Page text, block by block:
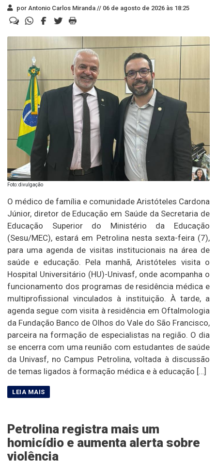
por Antonio Carlos Miranda // 06 de agosto de 2026 às 18:25
Foto: divulgação
O médico de família e comunidade Aristóteles Cardona
Júnior, diretor de Educação em Saúde da Secretaria de
Educação Superior do Ministério da Educação
(Sesu/MEC), estará em Petrolina nesta sexta-feira (7),
para uma agenda de visitas institucionais na área de
saúde e educação. Pela manhã, Aristóteles visita o
Hospital Universitário (HU)-Univasf, onde acompanha o
funcionamento dos programas de residência médica e
multiprofissional vinculados à instituição. À tarde, a
agenda segue com visita à residência em Oftalmologia
da Fundação Banco de Olhos do Vale do São Francisco,
parceira na formação de especialistas na região. O dia
se encerra com uma reunião com estudantes de saúde
da Univasf, no Campus Petrolina, voltada à discussão
de temas ligados à formação médica e à educação […]
Petrolina registra mais um
homicídio e aumenta alerta sobre
violência